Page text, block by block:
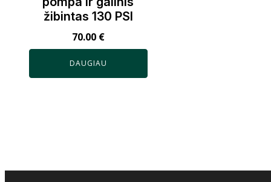
žibintas 130 PSI
70.00 €
DAUGIAU